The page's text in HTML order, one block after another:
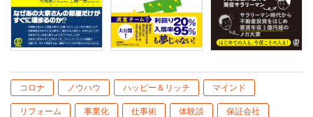
コロナ ノウハウ ハッピー＆リッチ マインド
リフォーム 事業化 仕事術 体験談 保証会社